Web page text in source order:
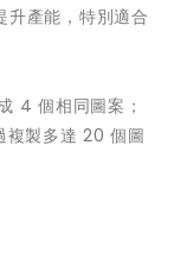
升產能，特別適合
4 個相同圖案；
製多達 20 個圖